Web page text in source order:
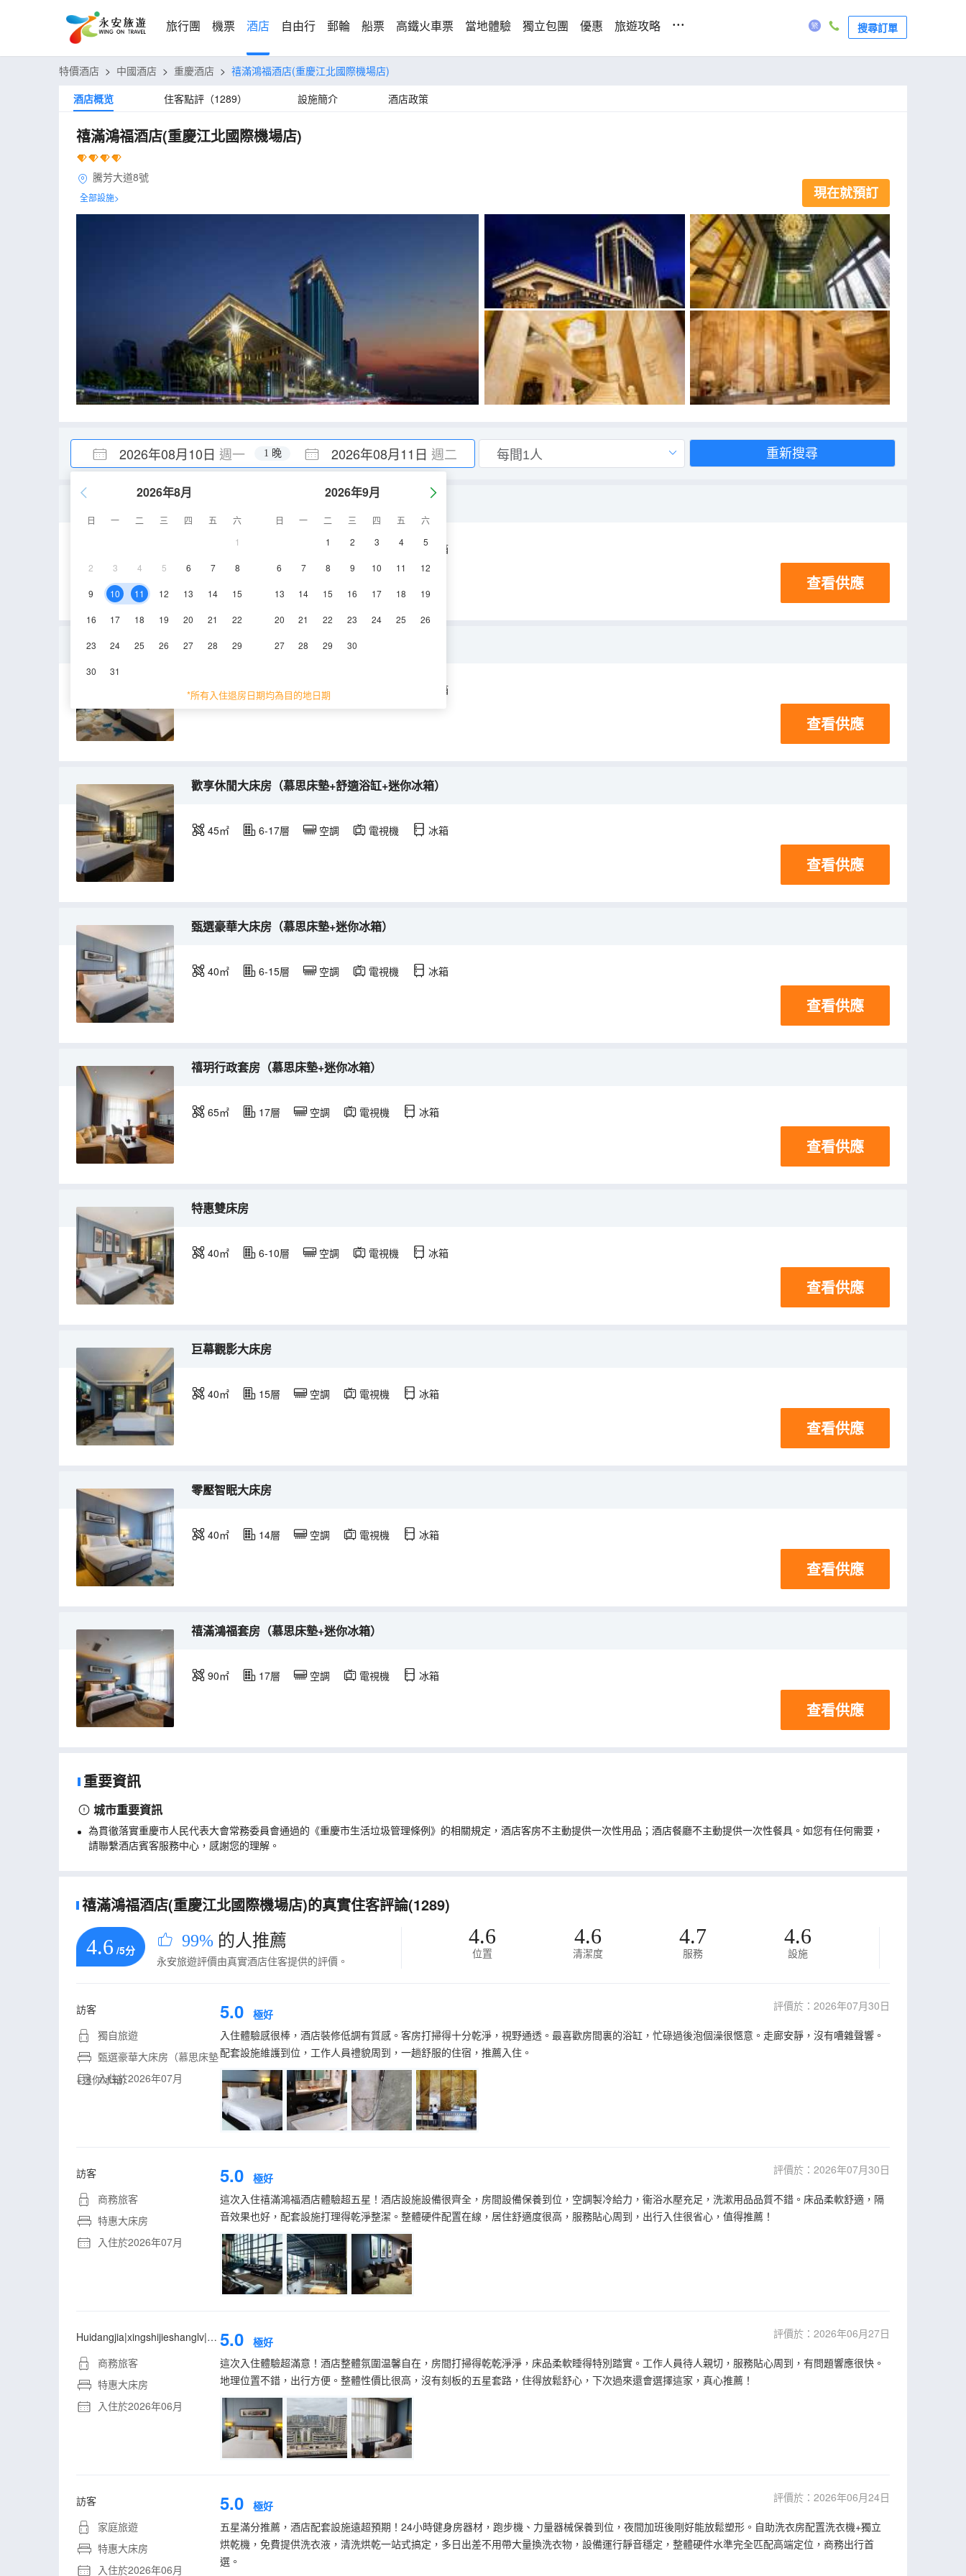
旅行團 機票 酒店 自由行 郵輪 船票 高鐵火車票 當地體驗 獨立包團 優惠 旅遊攻略 ... 搜尋訂單
特價酒店 > 中國酒店 > 重慶酒店 > 禧滿鴻福酒店(重慶江北國際機場店)
酒店概览
住客點評（1289） 設施簡介 酒店政策
禧滿鴻福酒店(重慶江北國際機場店)
騰芳大道8號
全部設施> 現在就預訂
2026年08月10日 週一 2026年08月11日 週二
1 晚
2026年8月
日 一 二 三 四 五
六
1
2 3 4 5 6 7 8
9 10 11 12 13 14 15
16 17 18 19 20 21 22
23 24 25 26 27 28 29
30 31
2026年9月
日 一 二 三 四 五
六
1
2 3 4 5
6 7 8 9 10 11 12
13 14 15 16 17 18 19
20 21 22 23 24 25 26
27 28 29 30
*所有入住退房日期均為目的地日期
重新搜尋
空調 電視機 冰箱
查看供應
甄選豪華雙床房（慕思床墊+迷你冰箱）
40㎡ 6-15層 空調 冰箱
查看供應
歡享休閒大床房（慕思床墊+舒適浴缸+迷你冰箱）
45㎡ 6-17層 空調 電視機 冰箱
查看供應
甄選豪華大床房（慕思床墊+迷你冰箱）
40㎡ 6-15層 空調 電視機 冰箱
查看供應
禧玥行政套房（慕思床墊+迷你冰箱）
65㎡ 17層 空調 電視機 冰箱
查看供應
特惠雙床房
40㎡ 6-10層 空調 電視機 冰箱
查看供應
巨幕觀影大床房
40㎡ 15層 空調 電視機 冰箱
查看供應
零壓智眠大床房
40㎡ 14層 空調 電視機 冰箱
查看供應
禧滿鴻福套房（慕思床墊+迷你冰箱）
90㎡ 17層 空調 電視機 冰箱
查看供應
重要資訊
城市重要資訊
為貫徹落實重慶市人民代表大會常務委員會通過的《重慶市生活垃圾管理條例》的相關規定，酒店客房不主動提供一次性用品；酒店餐廳不主動提供一次性餐具。如您有任何需要，
請聯繫酒店賓客服務中心，感謝您的理解。
禧滿鴻福酒店(重慶江北國際機場店)的真實住客評論(1289)
4.6 /5分 99% 的人推薦
永安旅遊評價由真實酒店住客提供的評價。
4.6
位置
4.6
清潔度
4.7
服務
4.6
設施
訪客
獨自旅遊
甄選豪華大床房（慕思床墊
+迷你冰箱）
入住於2026年07月
5.0 極好
評價於：2026年07月30日
入住體驗感很棒，酒店裝修低調有質感。客房打掃得十分乾淨，視野通透。最喜歡房間裏的浴缸，忙碌過後泡個澡很愜意。走廊安靜，沒有嘈雜聲響。
配套設施維護到位，工作人員禮貌周到，一趟舒服的住宿，推薦入住。
訪客
商務旅客
特惠大床房
入住於2026年07月
5.0 極好
評價於：2026年07月30日
這次入住禧滿鴻福酒店體驗超五星！酒店設施設備很齊全，房間設備保養到位，空調製冷給力，衞浴水壓充足，洗漱用品品質不錯。床品柔軟舒適，隔
音效果也好，配套設施打理得乾淨整潔。整體硬件配置在線，居住舒適度很高，服務貼心周到，出行入住很省心，值得推薦！
Huidangjia|xingshijieshanglv|zhangliming
商務旅客
特惠大床房
入住於2026年06月
5.0 極好
評價於：2026年06月27日
這次入住體驗超滿意！酒店整體氛圍温馨自在，房間打掃得乾乾淨淨，床品柔軟睡得特別踏實。工作人員待人親切，服務貼心周到，有問題響應很快。
地理位置不錯，出行方便。整體性價比很高，沒有刻板的五星套路，住得放鬆舒心，下次過來還會選擇這家，真心推薦！
訪客
家庭旅遊
特惠大床房
入住於2026年06月
5.0 極好
評價於：2026年06月24日
五星滿分推薦，酒店配套設施遠超預期！24小時健身房器材，跑步機、力量器械保養到位，夜間加班後剛好能放鬆塑形。自助洗衣房配置洗衣機+獨立
烘乾機，免費提供洗衣液，清洗烘乾一站式搞定，多日出差不用帶大量換洗衣物，設備運行靜音穩定，整體硬件水準完全匹配高端定位，商務出行首
選。